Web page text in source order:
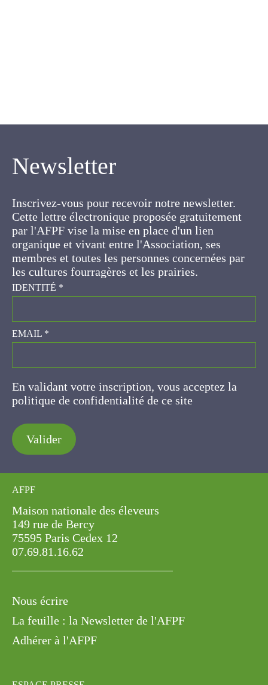
Newsletter
Cette lettre électronique proposée
gratuitement par l'AFPF vise la mise en place
d'un lien organique et vivant entre l'Association,
ses membres et toutes les personnes
concernées par les cultures fourragères et les
prairies.
IDENTITÉ*
EMAIL*
En validant votre inscription, vous acceptez la
politique de confidentialité de ce site
Valider
AFPF
Maison nationale des éleveurs
149 rue de Bercy
75595 Paris Cedex 12
07.69.81.16.62
Nous écrire
La feuille : la Newsletter de l'AFPF
Adhérer à l'AFPF